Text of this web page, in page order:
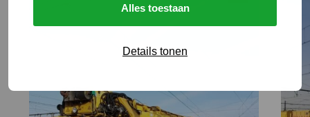
Alles toestaan
Details tonen